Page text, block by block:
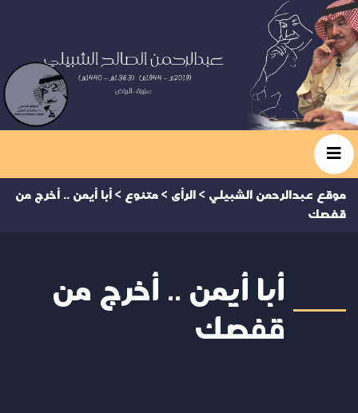
موقع عبدالرحمن الشبيلي > الرأى > متنوع > أبا أيمن .. أخرج من
قفصك
أبا أيمن .. أخرج من
قفصك